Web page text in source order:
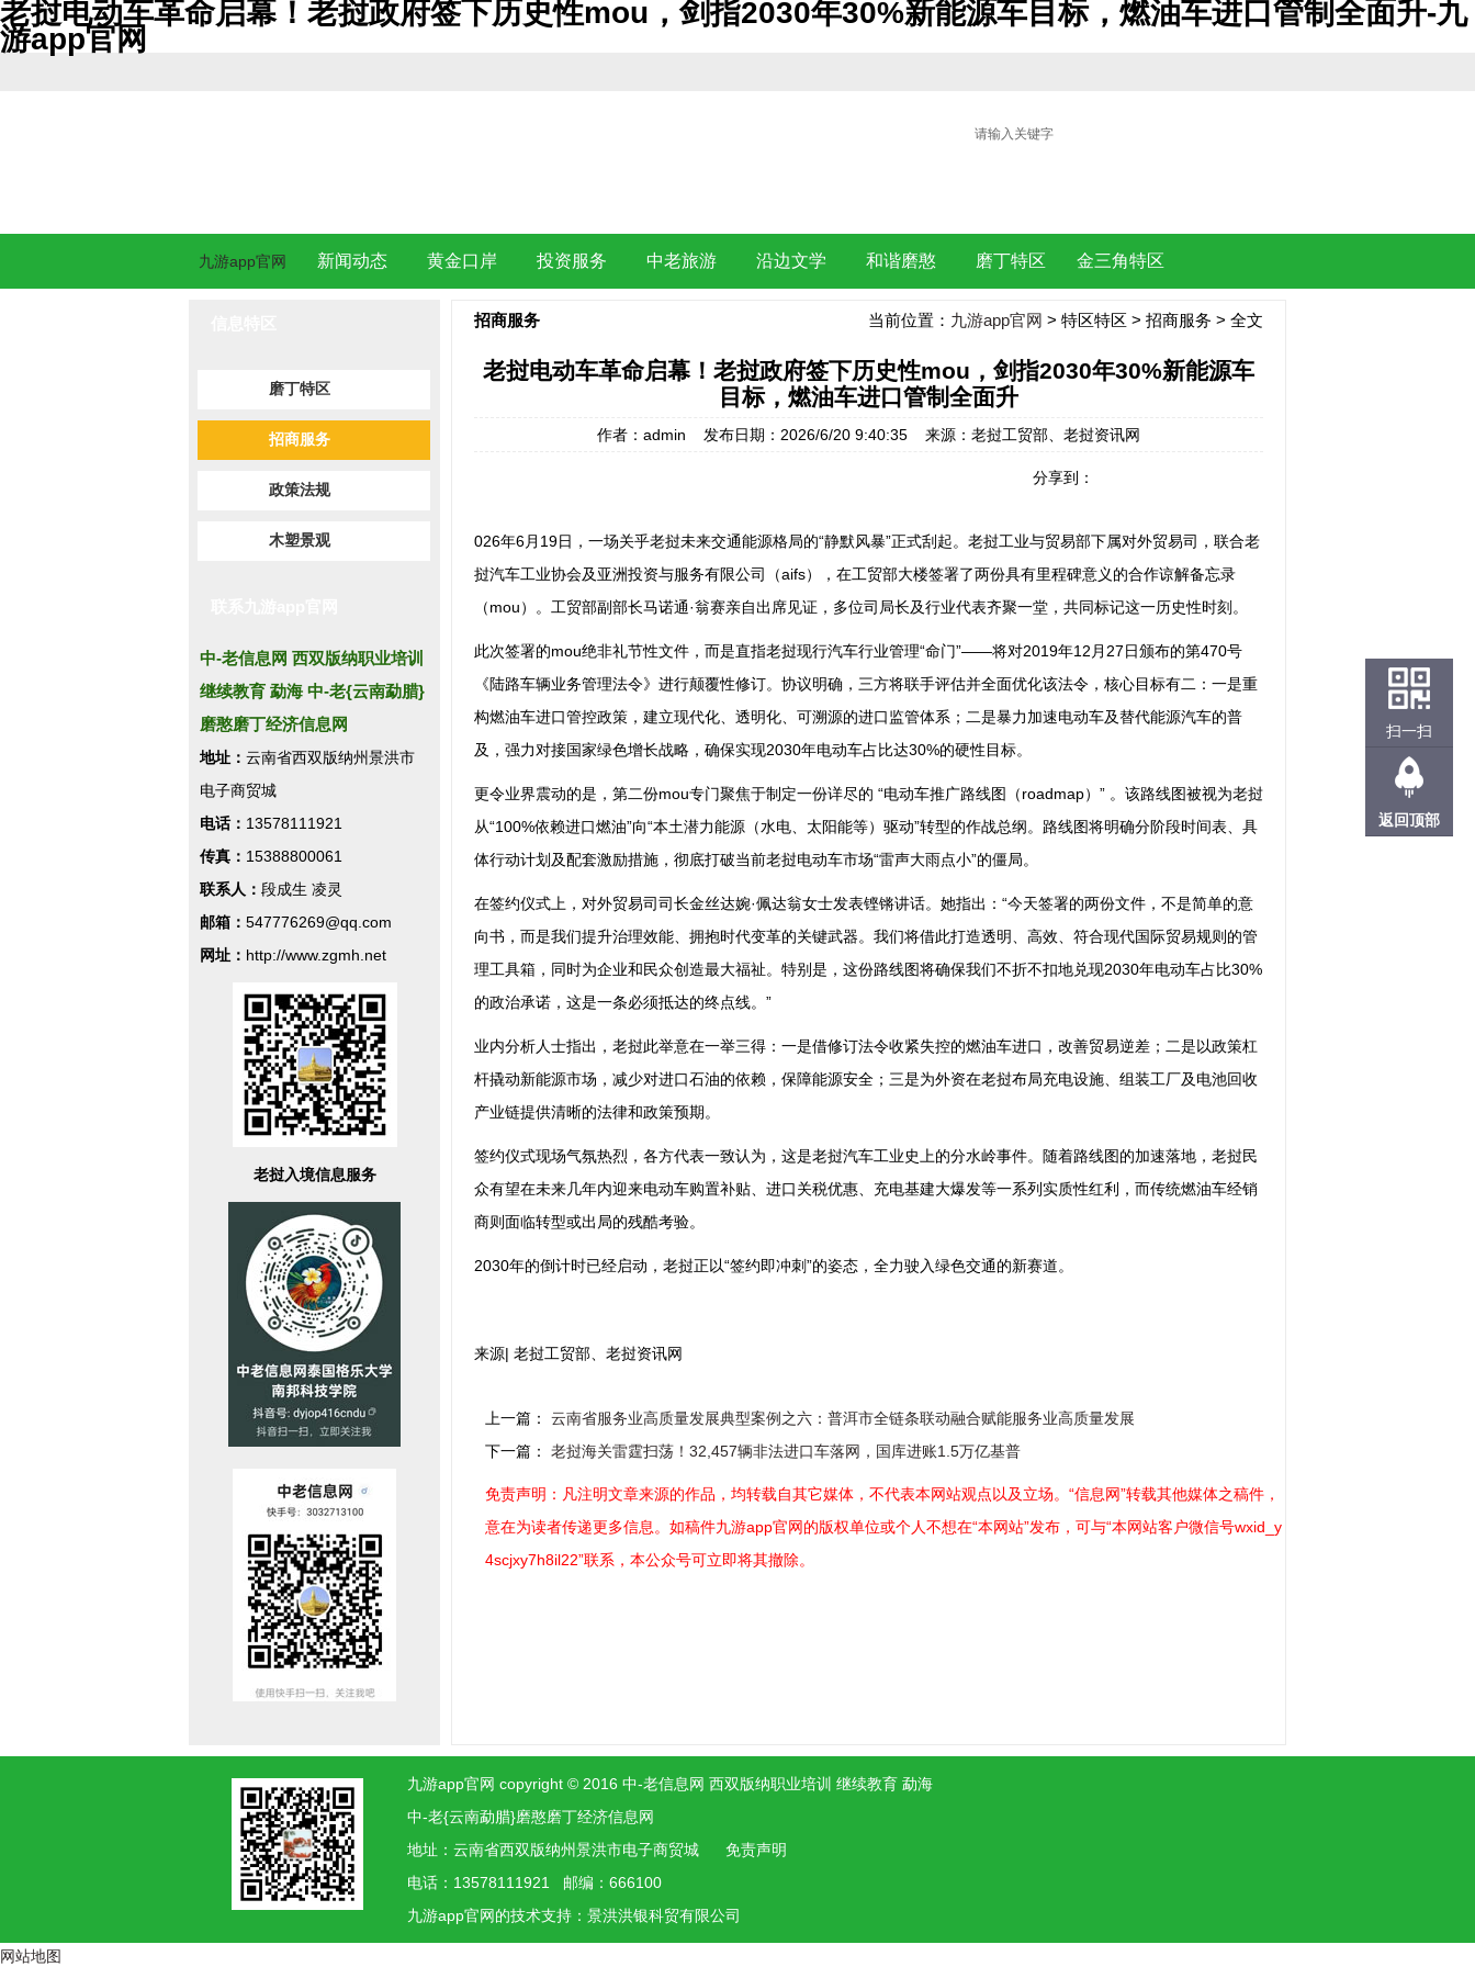
老挝电动车革命启幕！老挝政府签下历史性mou，剑指2030年30%新能源车目标，燃油车进口管制全面升-九
游app官网
九游app官网 新闻动态 黄金口岸 投资服务 中老旅游 沿边文学 和谐磨憨 磨丁特区 金三角特区
磨丁特区
招商服务
政策法规
木塑景观
中-老信息网 西双版纳职业培训
继续教育 勐海 中-老{云南勐腊}
磨憨磨丁经济信息网
地址： 云南省西双版纳州景洪市
电子商贸城
电话： 13578111921
传真： 15388800061
联系人： 段成生 凌灵
邮箱： 547776269@qq.com
网址： http://www.zgmh.net
老挝入境信息服务
招商服务 当前位置： 九游app官网 > 特区特区 > 招商服务 > 全文
老挝电动车革命启幕！老挝政府签下历史性mou，剑指2030年30%新能源车
目标，燃油车进口管制全面升
作者：admin 发布日期：2026/6/20 9:40:35 来源：老挝工贸部、老挝资讯网
分享到：
026年6月19日，一场关乎老挝未来交通能源格局的“静默风暴”正式刮起。老挝工业与贸易部下属对外贸易司，联合老
挝汽车工业协会及亚洲投资与服务有限公司（aifs），在工贸部大楼签署了两份具有里程碑意义的合作谅解备忘录
（mou）。工贸部副部长马诺通·翁赛亲自出席见证，多位司局长及行业代表齐聚一堂，共同标记这一历史性时刻。
此次签署的mou绝非礼节性文件，而是直指老挝现行汽车行业管理“命门”——将对2019年12月27日颁布的第470号
《陆路车辆业务管理法令》进行颠覆性修订。协议明确，三方将联手评估并全面优化该法令，核心目标有二：一是重
构燃油车进口管控政策，建立现代化、透明化、可溯源的进口监管体系；二是暴力加速电动车及替代能源汽车的普
及，强力对接国家绿色增长战略，确保实现2030年电动车占比达30%的硬性目标。
更令业界震动的是，第二份mou专门聚焦于制定一份详尽的 “电动车推广路线图（roadmap）” 。该路线图被视为老挝
从“100%依赖进口燃油”向“本土潜力能源（水电、太阳能等）驱动”转型的作战总纲。路线图将明确分阶段时间表、具
体行动计划及配套激励措施，彻底打破当前老挝电动车市场“雷声大雨点小”的僵局。
在签约仪式上，对外贸易司司长金丝达婉·佩达翁女士发表铿锵讲话。她指出：“今天签署的两份文件，不是简单的意
向书，而是我们提升治理效能、拥抱时代变革的关键武器。我们将借此打造透明、高效、符合现代国际贸易规则的管
理工具箱，同时为企业和民众创造最大福祉。特别是，这份路线图将确保我们不折不扣地兑现2030年电动车占比30%
的政治承诺，这是一条必须抵达的终点线。”
业内分析人士指出，老挝此举意在一举三得：一是借修订法令收紧失控的燃油车进口，改善贸易逆差；二是以政策杠
杆撬动新能源市场，减少对进口石油的依赖，保障能源安全；三是为外资在老挝布局充电设施、组装工厂及电池回收
产业链提供清晰的法律和政策预期。
签约仪式现场气氛热烈，各方代表一致认为，这是老挝汽车工业史上的分水岭事件。随着路线图的加速落地，老挝民
众有望在未来几年内迎来电动车购置补贴、进口关税优惠、充电基建大爆发等一系列实质性红利，而传统燃油车经销
商则面临转型或出局的残酷考验。
2030年的倒计时已经启动，老挝正以“签约即冲刺”的姿态，全力驶入绿色交通的新赛道。
来源| 老挝工贸部、老挝资讯网
上一篇： 云南省服务业高质量发展典型案例之六：普洱市全链条联动融合赋能服务业高质量发展
下一篇： 老挝海关雷霆扫荡！32,457辆非法进口车落网，国库进账1.5万亿基普
免责声明：凡注明文章来源的作品，均转载自其它媒体，不代表本网站观点以及立场。“信息网”转载其他媒体之稿件，
意在为读者传递更多信息。如稿件九游app官网的版权单位或个人不想在“本网站”发布，可与“本网站客户微信号wxid_y
4scjxy7h8il22”联系，本公众号可立即将其撤除。
九游app官网 copyright © 2016 中-老信息网 西双版纳职业培训 继续教育 勐海
中-老{云南勐腊}磨憨磨丁经济信息网
地址：云南省西双版纳州景洪市电子商贸城 免责声明
电话：13578111921 邮编：666100
九游app官网的技术支持：景洪洪银科贸有限公司
扫一扫
返回顶部
网站地图